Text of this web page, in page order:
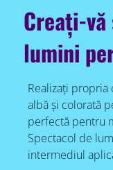
Creați-
lumini
Realizați
albă și colorată
perfectă pentru
Spectacol de
intermediul